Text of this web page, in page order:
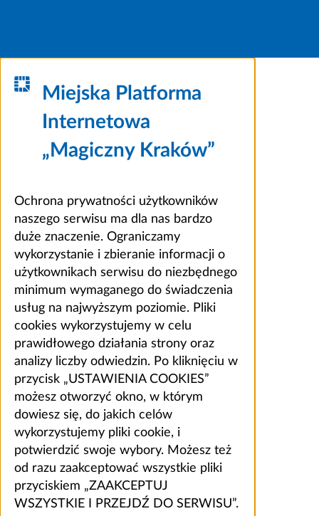
Miejska Platforma
Internetowa
„Magiczny Kraków”
Ochrona prywatności użytkowników
naszego serwisu ma dla nas bardzo
duże znaczenie. Ograniczamy
wykorzystanie i zbieranie informacji o
użytkownikach serwisu do niezbędnego
minimum wymaganego do świadczenia
usług na najwyższym poziomie. Pliki
cookies wykorzystujemy w celu
prawidłowego działania strony oraz
analizy liczby odwiedzin. Po kliknięciu w
przycisk „USTAWIENIA COOKIES”
możesz otworzyć okno, w którym
dowiesz się, do jakich celów
wykorzystujemy pliki cookie, i
potwierdzić swoje wybory. Możesz też
od razu zaakceptować wszystkie pliki
przyciskiem „ZAAKCEPTUJ
WSZYSTKIE I PRZEJDŹ DO SERWISU”.